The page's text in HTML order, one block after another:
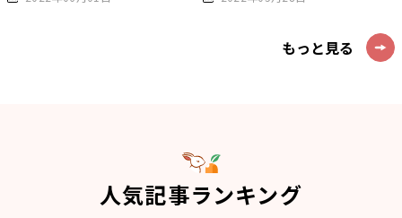
もっと見る
人気記事ランキング